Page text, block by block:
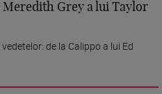
Meredith Grey a lui Taylor
de la Calippo a lui Ed